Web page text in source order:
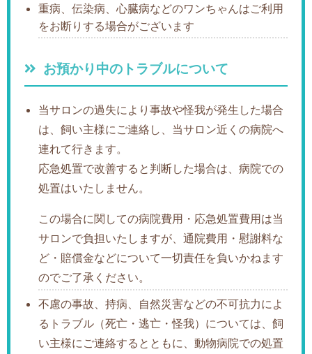
重病、伝染病、心臓病などのワンちゃんはご利用
をお断りする場合がございます
お預かり中のトラブルについて
当サロンの過失により事故や怪我が発生した場合
は、飼い主様にご連絡し、当サロン近くの病院へ
連れて行きます。
応急処置で改善すると判断した場合は、病院での
処置はいたしません。
この場合に関しての病院費用・応急処置費用は当
サロンで負担いたしますが、通院費用・慰謝料な
ど・賠償金などについて一切責任を負いかねます
のでご了承ください。
不慮の事故、持病、自然災害などの不可抗力によ
るトラブル（死亡・逃亡・怪我）については、飼
い主様にご連絡するとともに、動物病院での処置